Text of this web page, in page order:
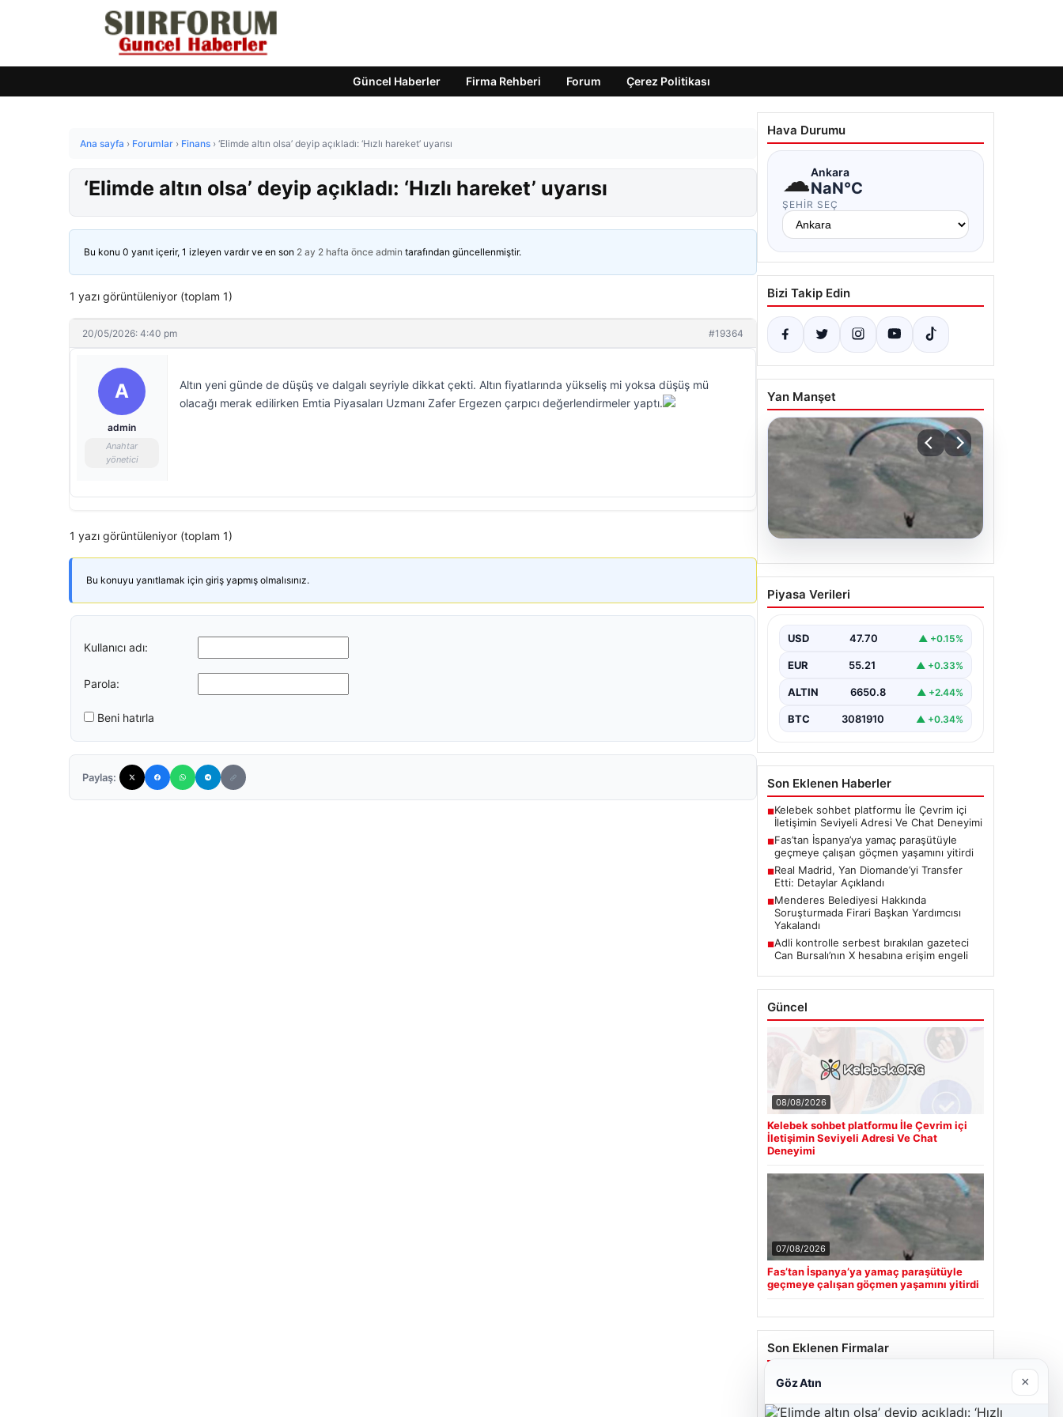
Güncel Haberler Firma Rehberi Forum Çerez Politikası
Ana sayfa › Forumlar › Finans › ‘Elimde altın olsa’ deyip açıkladı: ‘Hızlı hareket’ uyarısı
‘Elimde altın olsa’ deyip açıkladı: ‘Hızlı hareket’ uyarısı
Bu konu 0 yanıt içerir, 1 izleyen vardır ve en son 2 ay 2 hafta önce admin tarafından güncellenmiştir.
1 yazı görüntüleniyor (toplam 1)
20/05/2026: 4:40 pm #19364
A
admin
Anahtar
yönetici
Altın yeni günde de düşüş ve dalgalı seyriyle dikkat çekti. Altın fiyatlarında yükseliş mi yoksa düşüş mü
olacağı merak edilirken Emtia Piyasaları Uzmanı Zafer Ergezen çarpıcı değerlendirmeler yaptı.
1 yazı görüntüleniyor (toplam 1)
Bu konuyu yanıtlamak için giriş yapmış olmalısınız.
Kullanıcı adı:
Parola:
Beni hatırla
Paylaş:
Hava Durumu
☁Ankara
NaN°C
ŞEHIR SEÇ
Bizi Takip Edin
Yan Manşet
07.08.2026
Fas’tan İspanya’ya yamaç
paraşütüyle geçmeye
yitirdi
Piyasa Verileri
USD 47.70 ▲ +0.15%
EUR 55.21 ▲ +0.33%
ALTIN 6650.8 ▲ +2.44%
BTC 3081910 ▲ +0.34%
Son Eklenen Haberler
■Kelebek sohbet platformu İle Çevrim içi
İletişimin Seviyeli Adresi Ve Chat Deneyimi
■Fas’tan İspanya’ya yamaç paraşütüyle
geçmeye çalışan göçmen yaşamını yitirdi
■Real Madrid, Yan Diomande’yi Transfer
Etti: Detaylar Açıklandı
■Menderes Belediyesi Hakkında
Soruşturmada Firari Başkan Yardımcısı
Yakalandı
■Adli kontrolle serbest bırakılan gazeteci
Can Bursalı’nın X hesabına erişim engeli
Güncel
08/08/2026
Kelebek sohbet platformu İle Çevrim içi
İletişimin Seviyeli Adresi Ve Chat
Deneyimi
07/08/2026
Fas’tan İspanya’ya yamaç paraşütüyle
geçmeye çalışan göçmen yaşamını yitirdi
Son Eklenen Firmalar
Cengiz Sigorta
23/06/2026
Göz Atın ×